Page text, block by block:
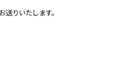
りいたします。